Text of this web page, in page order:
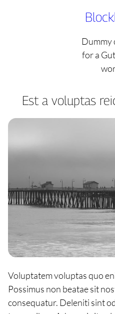
Dummy
for a
Est a voluptas
Voluptatem voluptas quo
Possimus non beatae sit
consequatur. Deleniti sint